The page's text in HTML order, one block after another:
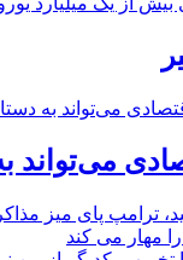
می‌تواند